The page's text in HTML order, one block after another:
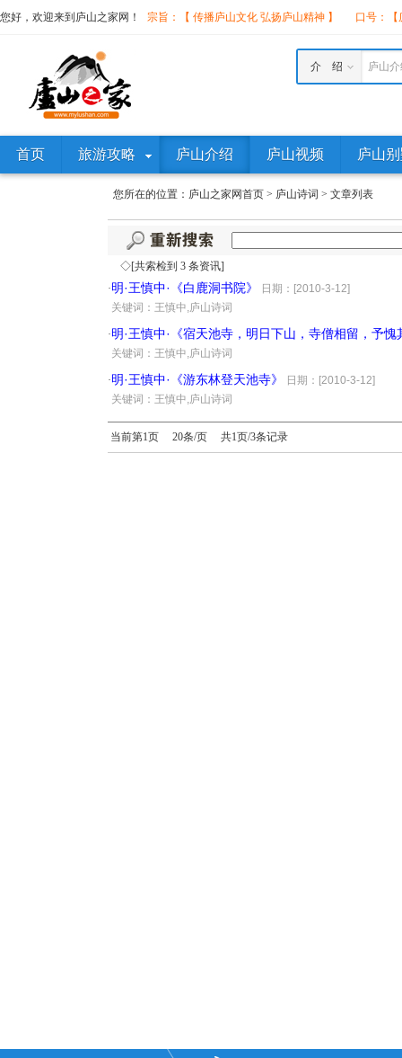
您好，欢迎来到庐山之家网！ 宗旨：【 传播庐山文化 弘扬庐山精神 】 口号：
庐山
介 绍
首页 旅游攻略 庐山介绍 庐山视频 庐山
您所在的位置： 庐山之家网首页 > 庐山诗词 > 文章列表
◇[共索检到 3 条资讯]
·明·王慎中·《白鹿洞书院》
日期：[2010-3-12]
关键词：王慎中,庐山诗词
·明·王慎中·《宿天池寺，明日下山，寺僧相留，予
关键词：王慎中,庐山诗词
·明·王慎中·《游东林登天池寺》
日期：[2010-3-12]
关键词：王慎中,庐山诗词
当前第1页 20条/页 共1页/3条记录